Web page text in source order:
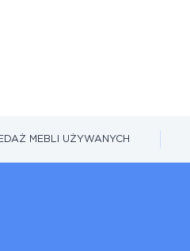
MEBLI UŻYWANYCH